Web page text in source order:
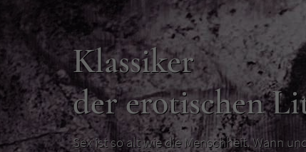
Klassiker
der erotischen
Sex ist so alt wie die Menschheit. Wann